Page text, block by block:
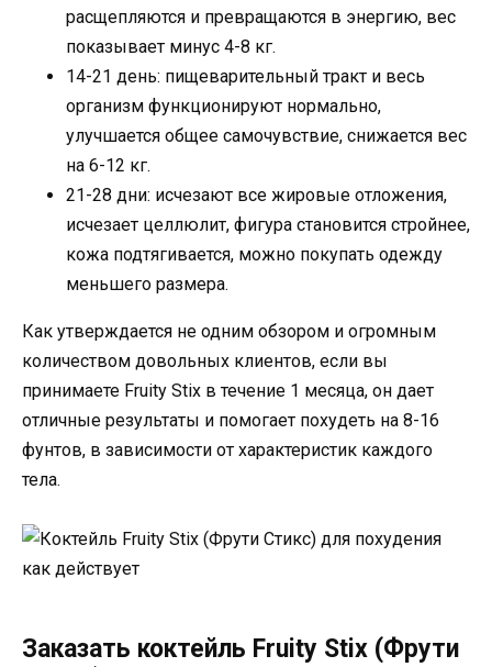
расщепляются и превращаются в энергию, вес
показывает минус 4-8 кг.
14-21 день: пищеварительный тракт и весь
организм функционируют нормально,
улучшается общее самочувствие, снижается вес
на 6-12 кг.
21-28 дни: исчезают все жировые отложения,
исчезает целлюлит, фигура становится стройнее,
кожа подтягивается, можно покупать одежду
меньшего размера.
Как утверждается не одним обзором и огромным
количеством довольных клиентов, если вы
принимаете Fruity Stix в течение 1 месяца, он дает
отличные результаты и помогает похудеть на 8-16
фунтов, в зависимости от характеристик каждого
тела.
Заказать коктейль Fruity Stix (Фрути